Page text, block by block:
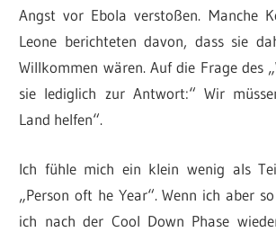
Angst vor Ebola verstoßen. Manche
Leone berichteten davon, dass sie
Willkommen wären. Auf die Frage des
sie lediglich zur Antwort:“ Wir
Land helfen“.
Ich fühle mich ein klein wenig als
„Person oft he Year“. Wenn ich aber
ich nach der Cool Down Phase